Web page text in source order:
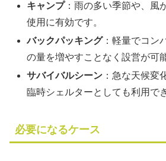
キャンプ：雨の多い季節や、風
使用に有効です。
バックパッキング：軽量でコン
の量を増やすことなく設営が可
サバイバルシーン ：急な天候変
臨時シェルターとしても利用で
必要になるケース